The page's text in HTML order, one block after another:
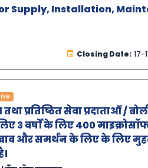
Supply, Installation,
Closing Date: 17-
तथा प्रतिष्ठित सेवा प्रदाताओं
वर्षों के लिए 400
और समर्थन के लिए के लिए